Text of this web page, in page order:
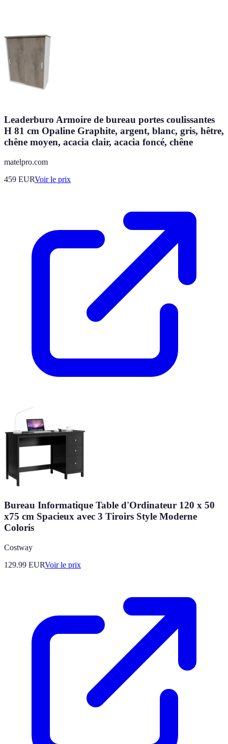
Leaderburo Armoire de bureau portes coulissantes
H 81 cm Opaline Graphite, argent, blanc, gris, hêtre,
chêne moyen, acacia clair, acacia foncé, chêne
matelpro.com
459 EURVoir le prix
Bureau Informatique Table d'Ordinateur 120 x 50
x75 cm Spacieux avec 3 Tiroirs Style Moderne
Coloris
Costway
129.99 EURVoir le prix